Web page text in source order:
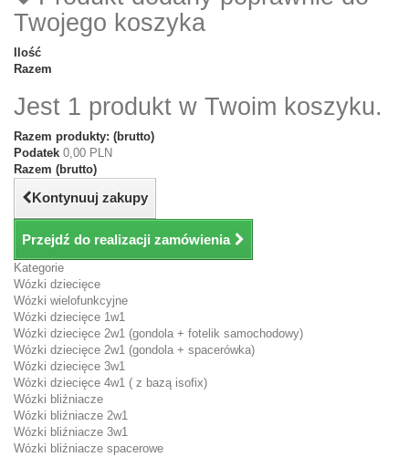
Twojego koszyka
Ilość
Razem
Jest 1 produkt w Twoim koszyku.
Razem produkty: (brutto)
Podatek 0,00 PLN
Razem (brutto)
Kontynuuj zakupy
Przejdź do realizacji zamówienia
Kategorie
Wózki dziecięce
Wózki wielofunkcyjne
Wózki dziecięce 1w1
Wózki dziecięce 2w1 (gondola + fotelik samochodowy)
Wózki dziecięce 2w1 (gondola + spacerówka)
Wózki dziecięce 3w1
Wózki dziecięce 4w1 ( z bazą isofix)
Wózki bliźniacze
Wózki bliźniacze 2w1
Wózki bliźniacze 3w1
Wózki bliźniacze spacerowe